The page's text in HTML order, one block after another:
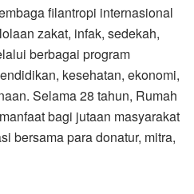
filantropi internasional
zakat, infak, sedekah,
berbagai program
kesehatan, ekonomi,
Selama 28 tahun, Rumah
bagi jutaan masyarakat
bersama para donatur, mitra,